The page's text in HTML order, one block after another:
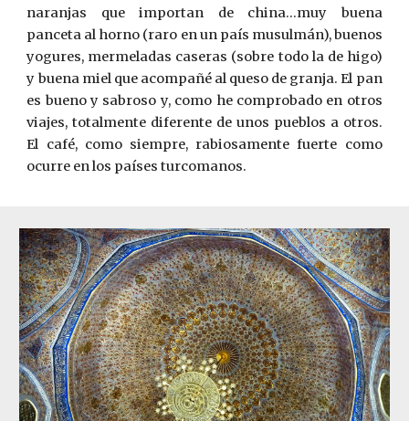
naranjas que importan de china...muy buena
panceta al horno (raro en un país musulmán), buenos
yogures, mermeladas caseras (sobre todo la de higo)
y buena miel que acompañé al queso de granja. El pan
es bueno y sabroso y, como he comprobado en otros
viajes, totalmente diferente de unos pueblos a otros.
El café, como siempre, rabiosamente fuerte como
ocurre en los países turcomanos.